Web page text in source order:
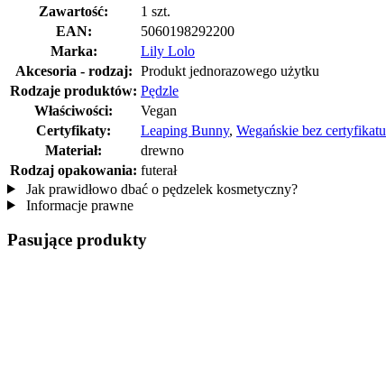
Zawartość:
1 szt.
EAN:
5060198292200
Marka:
Lily Lolo
Akcesoria - rodzaj: Produkt jednorazowego użytku
Rodzaje produktów: Pędzle
Właściwości:
Vegan
Certyfikaty:
Leaping Bunny, Wegańskie bez certyfikatu
Materiał:
drewno
Rodzaj opakowania: futerał
Jak prawidłowo dbać o pędzelek kosmetyczny?
Informacje prawne
Pasujące produkty